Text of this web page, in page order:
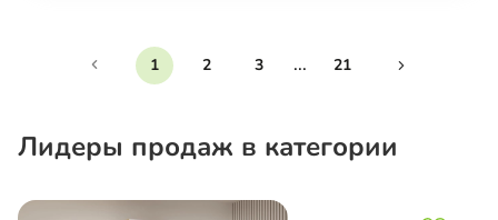
1 2 3 ... 21
Лидеры продаж в категории